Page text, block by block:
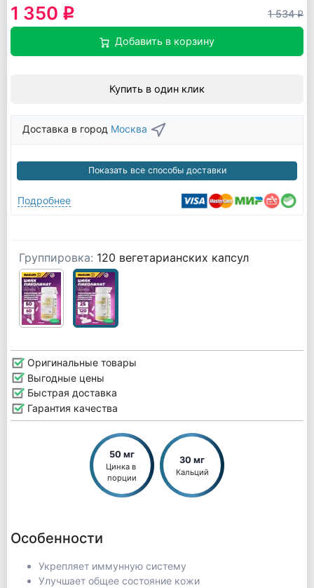
1 350 q 1 534q
Добавить в корзину
Купить в один клик
Доставка в город Москва
Показать все способы доставки
Подробнее
Группировка: 120 вегетарианских капсул
Оригинальные товары
Выгодные цены
Быстрая доставка
Гарантия качества
50 мг
Цинка в
порции
30 мг
Кальций
Особенности
Укрепляет иммунную систему
Улучшает общее состояние кожи